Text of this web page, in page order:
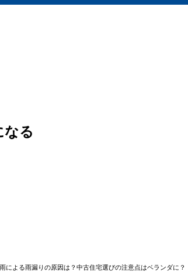
る
による雨漏りの原因は？中古住宅選びの注意点はベランダに？